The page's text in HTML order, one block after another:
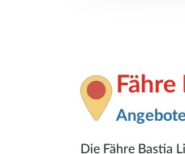
Die Fähre Bastia